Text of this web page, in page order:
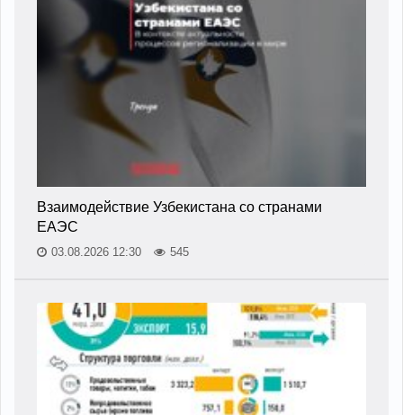
Взаимодействие Узбекистана со странами
ЕАЭС
03.08.2026 12:30 545